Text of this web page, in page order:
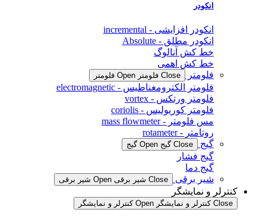
انکودر
انکودر افزایشی - incremental
انکودر مطلق - Absolute
خط کش آنالوگ
خط کش اهمی
فلومتر
Close فلومتر Open فلومتر
فلومتر الکترومغناطیس - electromagnetic
فلومتر ورتکس - vortex
فلومتر کوریولیس - coriolis
مس فلومتر - mass flowmeter
روتامتر - rotameter
گیج
Close گیج Open گیج
گیج فشار
گیج دما
شیر برقی
Close شیر برقی Open شیر برقی
کنترلر و نمایشگر
Close کنترلر و نمایشگر Open کنترلر و نمایشگر